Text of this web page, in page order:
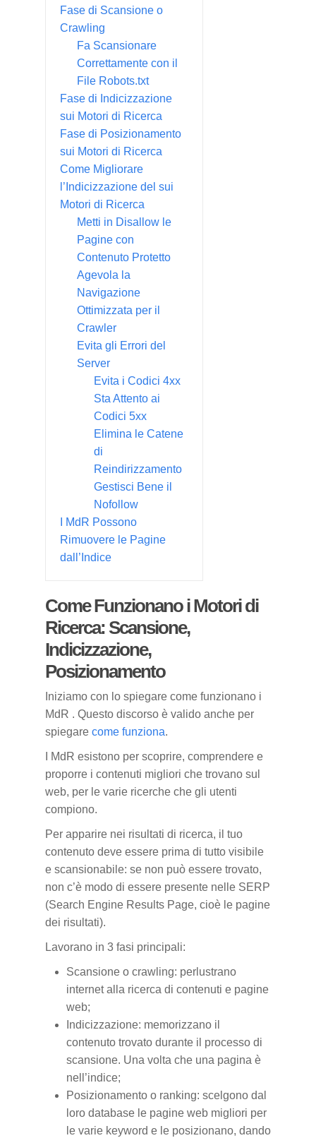
Fase di Scansione o
Crawling
Fa Scansionare
Correttamente con il
File Robots.txt
Fase di Indicizzazione
sui Motori di Ricerca
Fase di Posizionamento
sui Motori di Ricerca
Come Migliorare
l’Indicizzazione del sui
Motori di Ricerca
Metti in Disallow le
Pagine con
Contenuto Protetto
Agevola la
Navigazione
Ottimizzata per il
Crawler
Evita gli Errori del
Server
Evita i Codici 4xx
Sta Attento ai
Codici 5xx
Elimina le Catene
di
Reindirizzamento
Gestisci Bene il
Nofollow
I MdR Possono
Rimuovere le Pagine
dall’Indice
Come Funzionano i Motori di
Ricerca: Scansione,
Indicizzazione,
Posizionamento
Iniziamo con lo spiegare come funzionano i
MdR . Questo discorso è valido anche per
spiegare come funziona.
I MdR esistono per scoprire, comprendere e
proporre i contenuti migliori che trovano sul
web, per le varie ricerche che gli utenti
compiono.
Per apparire nei risultati di ricerca, il tuo
contenuto deve essere prima di tutto visibile
e scansionabile: se non può essere trovato,
non c’è modo di essere presente nelle SERP
(Search Engine Results Page, cioè le pagine
dei risultati).
Lavorano in 3 fasi principali:
Scansione o crawling: perlustrano
internet alla ricerca di contenuti e pagine
web;
Indicizzazione: memorizzano il
contenuto trovato durante il processo di
scansione. Una volta che una pagina è
nell’indice;
Posizionamento o ranking: scelgono dal
loro database le pagine web migliori per
le varie keyword e le posizionano, dando